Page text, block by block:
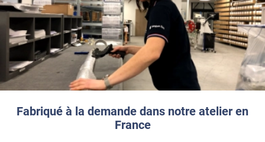
Fabriqué à la demande dans notre atelier en
France